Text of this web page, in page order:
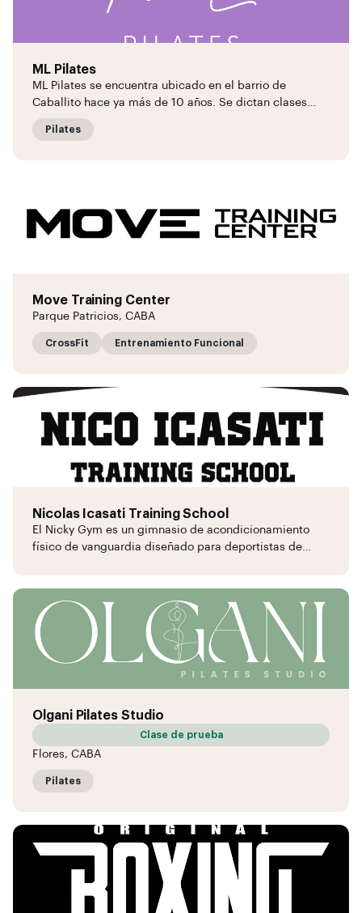
ML Pilates
ML Pilates se encuentra ubicado en el barrio de
Caballito hace ya más de 10 años. Se dictan clases…
Pilates
Move Training Center
Parque Patricios, CABA
CrossFit Entrenamiento Funcional
Nicolas Icasati Training School
El Nicky Gym es un gimnasio de acondicionamiento
físico de vanguardia diseñado para deportistas de…
Olgani Pilates Studio
Clase de prueba
Flores, CABA
Pilates